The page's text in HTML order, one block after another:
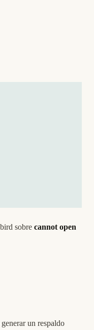
sobrecannot open
un respaldo